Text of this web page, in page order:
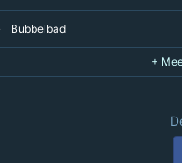
Bubbelbad